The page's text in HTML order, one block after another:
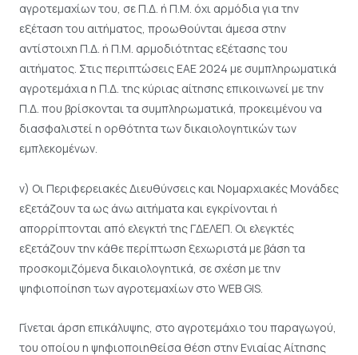
αγροτεμαχίων του, σε Π.Δ. ή Π.Μ. όχι αρμόδια για την
εξέταση του αιτήματος, προωθούνται άμεσα στην
αντίστοιχη Π.Δ. ή Π.Μ. αρμοδιότητας εξέτασης του
αιτήματος. Στις περιπτώσεις ΕΑΕ 2024 με συμπληρωματικά
αγροτεμάχια η Π.Δ. της κύριας αίτησης επικοινωνεί με την
Π.Δ. που βρίσκονται τα συμπληρωματικά, προκειμένου να
διασφαλιστεί η ορθότητα των δικαιολογητικών των
εμπλεκομένων.
v) Οι Περιφερειακές Διευθύνσεις και Νομαρχιακές Μονάδες
εξετάζουν τα ως άνω αιτήματα και εγκρίνονται ή
απορρίπτονται από ελεγκτή της ΓΔΕΛΕΠ. Οι ελεγκτές
εξετάζουν την κάθε περίπτωση ξεχωριστά με βάση τα
προσκομιζόμενα δικαιολογητικά, σε σχέση με την
ψηφιοποίηση των αγροτεμαχίων στο WEB GIS.
Γίνεται άρση επικάλυψης, στο αγροτεμάχιο του παραγωγού,
του οποίου η ψηφιοποιηθείσα θέση στην Ενιαίας Αίτησης